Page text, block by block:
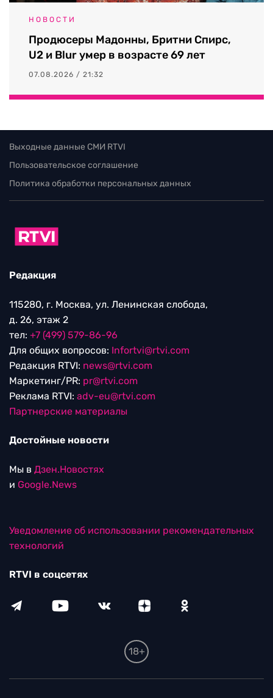
НОВОСТИ
Продюсеры Мадонны, Бритни Спирс,
U2 и Blur умер в возрасте 69 лет
07.08.2026 / 21:32
Выходные данные СМИ RTVI
Пользовательское соглашение
Политика обработки персональных данных
Редакция
115280, г. Москва, ул. Ленинская слобода,
д. 26, этаж 2
тел: +7 (499) 579-86-96
Для общих вопросов: Infortvi@rtvi.com
Редакция RTVI: news@rtvi.com
Маркетинг/PR: pr@rtvi.com
Реклама RTVI: adv-eu@rtvi.com
Партнерские материалы
Достойные новости
Мы в Дзен.Новостях
и Google.News
Уведомление об использовании рекомендательных
технологий
RTVI в соцсетях
18+